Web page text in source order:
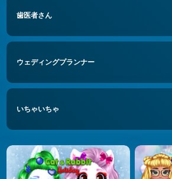
歯医者さん
ウェディングプランナー
いちゃいちゃ